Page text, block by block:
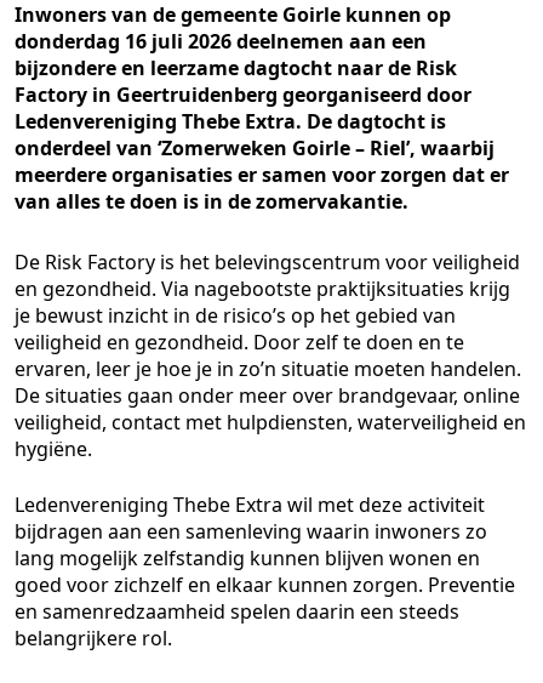
Inwoners van de gemeente Goirle kunnen op
donderdag 16 juli 2026 deelnemen aan een
bijzondere en leerzame dagtocht naar de Risk
Factory in Geertruidenberg georganiseerd door
Ledenvereniging Thebe Extra. De dagtocht is
onderdeel van ‘Zomerweken Goirle – Riel’, waarbij
meerdere organisaties er samen voor zorgen dat er
van alles te doen is in de zomervakantie.
De Risk Factory is het belevingscentrum voor veiligheid
en gezondheid. Via nagebootste praktijksituaties krijg
je bewust inzicht in de risico’s op het gebied van
veiligheid en gezondheid. Door zelf te doen en te
ervaren, leer je hoe je in zo’n situatie moeten handelen.
De situaties gaan onder meer over brandgevaar, online
veiligheid, contact met hulpdiensten, waterveiligheid en
hygiëne.
Ledenvereniging Thebe Extra wil met deze activiteit
bijdragen aan een samenleving waarin inwoners zo
lang mogelijk zelfstandig kunnen blijven wonen en
goed voor zichzelf en elkaar kunnen zorgen. Preventie
en samenredzaamheid spelen daarin een steeds
belangrijkere rol.